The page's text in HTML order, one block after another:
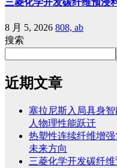
三菱化学开发碳纤维预
8 月 5, 2026 808, ab
搜索
近期文章
塞拉尼斯入局具身
人物理性能跃迁
热塑性连续纤维增
未来方向
三菱化学开发碳纤